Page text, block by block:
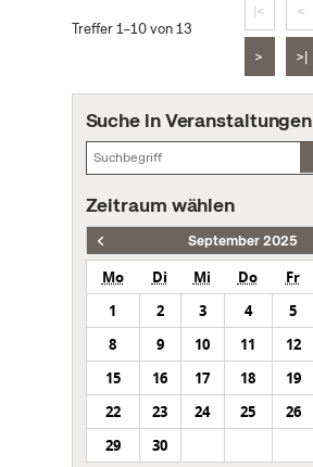
Treffer 1–10 von 13
|< <
> >|
Suche in Veranstaltungen
Zeitraum wählen
September 2025
Mo Di Mi Do Fr
1
2 3 4 5
8
9 10 11 12
15
16 17 18 19
22
23 24 25 26
29
30